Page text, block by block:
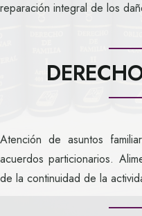
reparación integral de los
Atención de asuntos
acuerdos particionarios.
de la continuidad de la